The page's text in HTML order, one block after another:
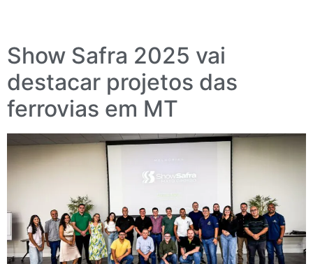
Show Safra 2025 vai
destacar projetos das
ferrovias em MT